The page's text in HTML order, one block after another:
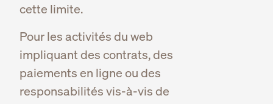
cette limite.
Pour les activités du web
impliquant des contrats, des
paiements en ligne ou des
responsabilités vis-à-vis de